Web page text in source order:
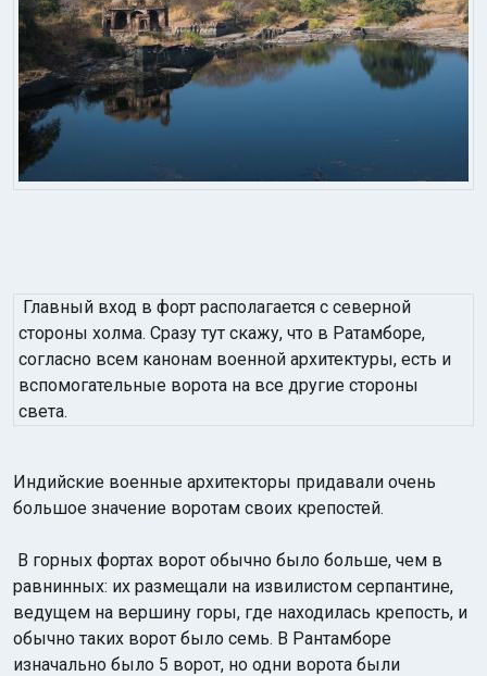
Главный вход в форт располагается с северной
стороны холма. Сразу тут скажу, что в Ратамборе,
согласно всем канонам военной архитектуры, есть и
вспомогательные ворота на все другие стороны
света.
Индийские военные архитекторы придавали очень
большое значение воротам своих крепостей.
В горных фортах ворот обычно было больше, чем в
равнинных: их размещали на извилистом серпантине,
ведущем на вершину горы, где находилась крепость, и
обычно таких ворот было семь. В Рантамборе
изначально было 5 ворот, но одни ворота были